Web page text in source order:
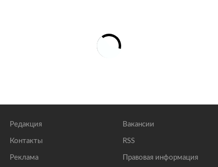
Редакция
Контакты
Реклама
Вакансии
RSS
Правовая информация